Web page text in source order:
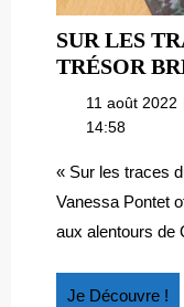
SUR LES
TRÉSOR
11 août 2022
14:58
« Sur les traces
Vanessa Pontet
aux alentours de
Je Découvre !